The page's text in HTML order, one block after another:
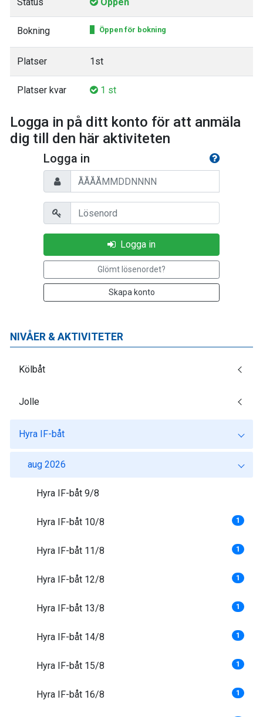
Bokning Öppen för bokning
Platser 1st
Platser kvar 1 st
Logga in på ditt konto för att anmäla
dig till den här aktiviteten
Logga in
Personnummer
Lösenord
Logga in
Glömt lösenordet?
Skapa konto
NIVÅER & AKTIVITETER
Kölbåt
Jolle
Hyra IF-båt
aug 2026
Hyra IF-båt 9/8
Hyra IF-båt 10/8 1
Hyra IF-båt 11/8 1
Hyra IF-båt 12/8 1
Hyra IF-båt 13/8 1
Hyra IF-båt 14/8 1
Hyra IF-båt 15/8 1
Hyra IF-båt 16/8 1